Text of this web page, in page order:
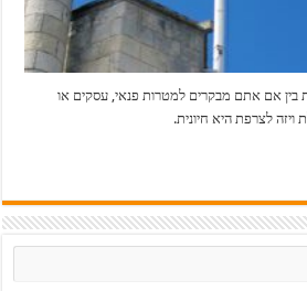
בין אם אתם מבקרים למטרות פנאי, עסקים או
לצרפת היא חיונית.